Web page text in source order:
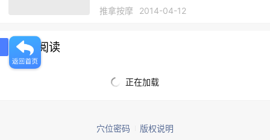
推拿按摩 2014-04-12
推荐阅读
正在加载
穴位密码 版权说明